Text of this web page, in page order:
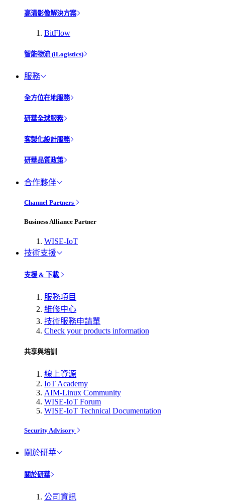
高清影像解決方案
BitFlow
智能物流 (iLogistics)
服務
全方位在地服務
研華全球服務
客製化設計服務
研華品質政策
合作夥伴
Channel Partners
Business Alliance Partner
WISE-IoT
技術支援
支援 & 下載
服務項目
維修中心
技術服務申請單
Check your products information
共享與培訓
線上資源
IoT Academy
AIM-Linux Community
WISE-IoT Forum
WISE-IoT Technical Documentation
Security Advisory
關於研華
關於研華
公司資訊